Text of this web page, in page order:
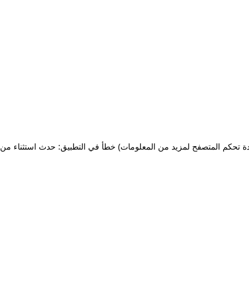
خطأ في التطبيق: حدث استثناء تحكم المتصفح لمزيد من المعلومات)